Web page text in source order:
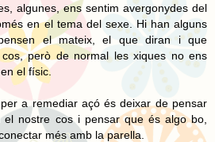
algunes, ens sentim avergonydes del
en el tema del sexe. Hi han alguns
el mateix, el que diran i que
però de normal les xiques no ens
el físic.
a remediar açó és deixar de pensar
nostre cos i pensar que és algo bo,
més amb la parella.